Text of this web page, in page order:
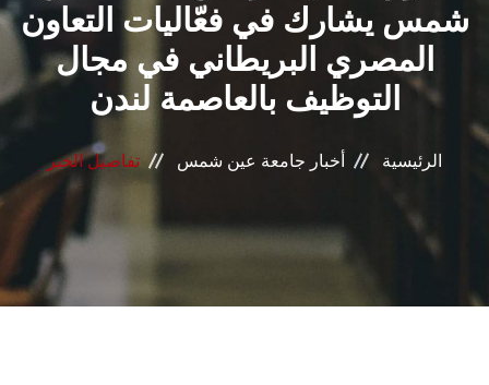
البحث العلمي
الرعاية الصحية
المراكز والوحدات
الأنظمة الذكية
الإعلام
شمس يشارك في فعّاليات التعاون
المصري البريطاني في مجال
التوظيف بالعاصمة لندن
الرئيسية أخبار جامعة عين شمس تفاصيل الخبر